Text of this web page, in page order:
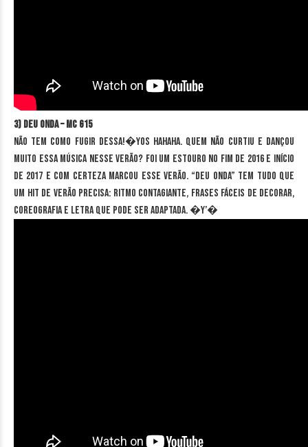
3) Deu Onda – MC G15
Não tem como fugir dessa!�YOS Hahaha. Quem não curtiu e dançou
muito essa música nesse verão? Foi um estouro no fim de 2016 e início
de 2017 e com certeza marcou esse verão. “Deu Onda” tem tudo que
um hit de verão precisa: ritmo contagiante, frases fáceis de decorar,
coreografia e letra que pode ser adaptada. �Y’�